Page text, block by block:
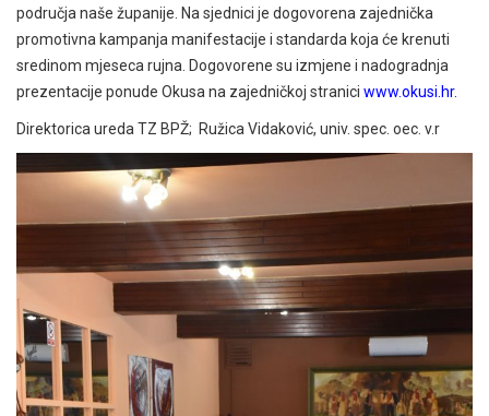
područja naše županije. Na sjednici je dogovorena zajednička
promotivna kampanja manifestacije i standarda koja će krenuti
sredinom mjeseca rujna. Dogovorene su izmjene i nadogradnja
prezentacije ponude Okusa na zajedničkoj stranici www.okusi.hr.
Direktorica ureda TZ BPŽ; Ružica Vidaković, univ. spec. oec. v.r